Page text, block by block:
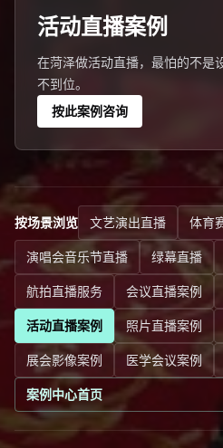
活动直播案例
在菏泽做活动直播，最怕的不是
不到位。
按此案例咨询
按场景浏览 文艺演出直播 体育
演唱会音乐节直播
绿幕直播
航拍直播服务
会议直播案例
活动直播案例
照片直播案例
展会影像案例
医学会议案例
案例中心首页